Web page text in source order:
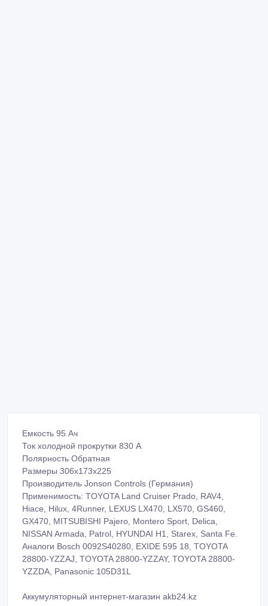
Размеры 306x173x225
Производитель Jonson Controls (Германия)
Применимость: TOYOTA Land Cruiser Prado, RAV4,
Hiace, Hilux, 4Runner, LEXUS LX470, LX570, GS460,
GX470, MITSUBISHI Pajero, Montero Sport, Delica,
NISSAN Armada, Patrol, HYUNDAI H1, Starex, Santa Fe.
Аналоги Bosch 0092S40280, EXIDE 595 18, TOYOTA
28800-YZZAJ, TOYOTA 28800-YZZAY, TOYOTA 28800-
Аккумуляторный интернет-магазин akb24.kz
Гарантия 2 года